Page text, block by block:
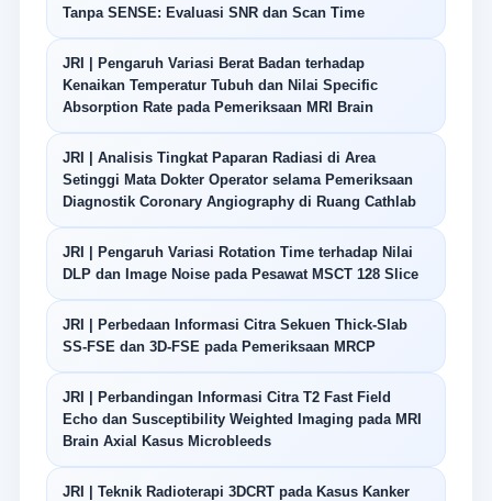
Tanpa SENSE: Evaluasi SNR dan Scan Time
JRI | Pengaruh Variasi Berat Badan terhadap
Kenaikan Temperatur Tubuh dan Nilai Specific
Absorption Rate pada Pemeriksaan MRI Brain
JRI | Analisis Tingkat Paparan Radiasi di Area
Setinggi Mata Dokter Operator selama Pemeriksaan
Diagnostik Coronary Angiography di Ruang Cathlab
JRI | Pengaruh Variasi Rotation Time terhadap Nilai
DLP dan Image Noise pada Pesawat MSCT 128 Slice
JRI | Perbedaan Informasi Citra Sekuen Thick-Slab
SS-FSE dan 3D-FSE pada Pemeriksaan MRCP
JRI | Perbandingan Informasi Citra T2 Fast Field
Echo dan Susceptibility Weighted Imaging pada MRI
Brain Axial Kasus Microbleeds
JRI | Teknik Radioterapi 3DCRT pada Kasus Kanker